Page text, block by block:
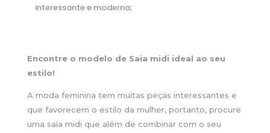
interessante e moderna;
Encontre o modelo de Saia midi ideal ao seu
estilo!
A moda feminina tem muitas peças interessantes e
que favorecem o estilo da mulher, portanto, procure
uma saia midi que além de combinar com o seu